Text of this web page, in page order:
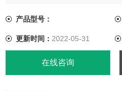
蛋白纯度： 大于95%（SDS-
包装规格： 1 mg<br>
产品型号：
更新时间： 2022-05-31
在线咨询